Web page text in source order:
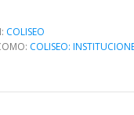
La
Moderna
COLISEO
COLISEO: